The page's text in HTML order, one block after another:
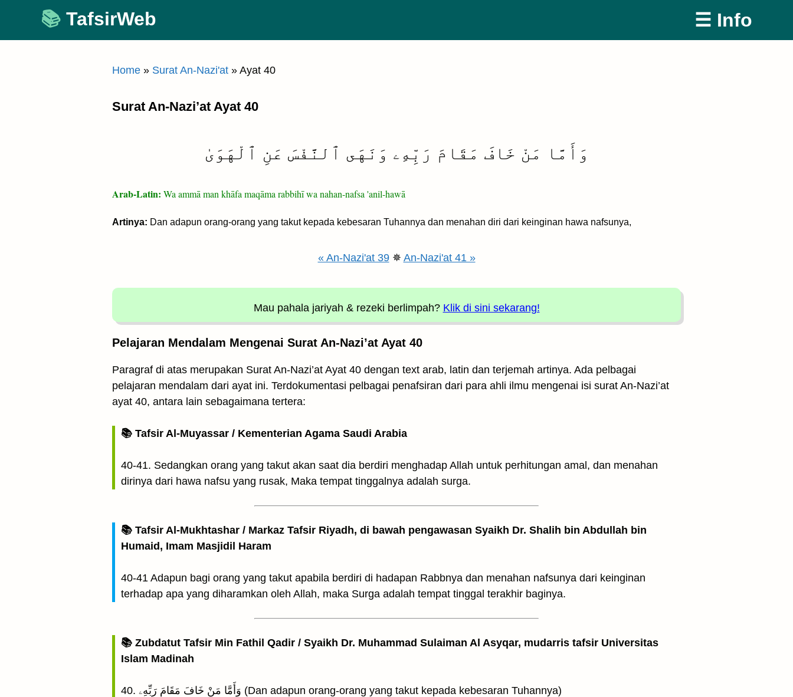
content
TafsirWeb ☰ Info
Home » Surat An-Nazi'at » Ayat 40
Surat An-Nazi’at Ayat 40
وَأَمَّا مَنْ خَافَ مَقَامَ رَبِّهِۦ وَنَهَى ٱلنَّفْسَ عَنِ ٱلْهَوَىٰ
Arab-Latin: Wa ammā man khāfa maqāma rabbihī wa nahan-nafsa 'anil-hawā
Artinya: Dan adapun orang-orang yang takut kepada kebesaran Tuhannya dan menahan diri dari keinginan hawa nafsunya,
« An-Nazi'at 39✵ An-Nazi'at 41 »
Mau pahala jariyah & rezeki berlimpah? Klik di sini sekarang!
Pelajaran Mendalam Mengenai Surat An-Nazi’at Ayat 40
Paragraf di atas merupakan Surat An-Nazi’at Ayat 40 dengan text arab, latin dan terjemah artinya. Ada pelbagai
pelajaran mendalam dari ayat ini. Terdokumentasi pelbagai penafsiran dari para ahli ilmu mengenai isi surat An-Nazi’at
ayat 40, antara lain sebagaimana tertera:
📚 Tafsir Al-Muyassar / Kementerian Agama Saudi Arabia
40-41. Sedangkan orang yang takut akan saat dia berdiri menghadap Allah untuk perhitungan amal, dan menahan
dirinya dari hawa nafsu yang rusak, Maka tempat tinggalnya adalah surga.
📚 Tafsir Al-Mukhtashar / Markaz Tafsir Riyadh, di bawah pengawasan Syaikh Dr. Shalih bin Abdullah bin
Humaid, Imam Masjidil Haram
40-41 Adapun bagi orang yang takut apabila berdiri di hadapan Rabbnya dan menahan nafsunya dari keinginan
terhadap apa yang diharamkan oleh Allah, maka Surga adalah tempat tinggal terakhir baginya.
📚 Zubdatut Tafsir Min Fathil Qadir / Syaikh Dr. Muhammad Sulaiman Al Asyqar, mudarris tafsir Universitas
Islam Madinah
40. وَأَمَّا مَنْ خَافَ مَقَامَ رَبِّهِۦ (Dan adapun orang-orang yang takut kepada kebesaran Tuhannya)